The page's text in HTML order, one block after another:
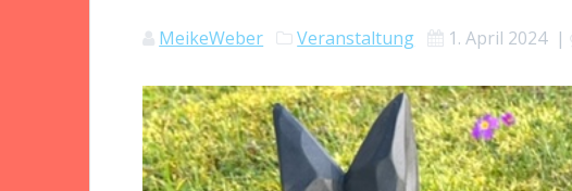
MeikeWeber Veranstaltung 1. April 2024|